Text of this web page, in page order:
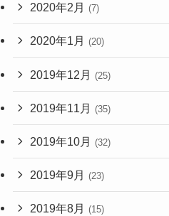
2020年2月 (7)
2020年1月 (20)
2019年12月 (25)
2019年11月 (35)
2019年10月 (32)
2019年9月 (23)
2019年8月 (15)